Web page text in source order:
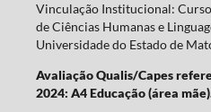
Vinculação Institucional:
de Ciências Humanas e
Universidade do Estado de
Avaliação Qualis/Capes
2024: A4 Educação (área